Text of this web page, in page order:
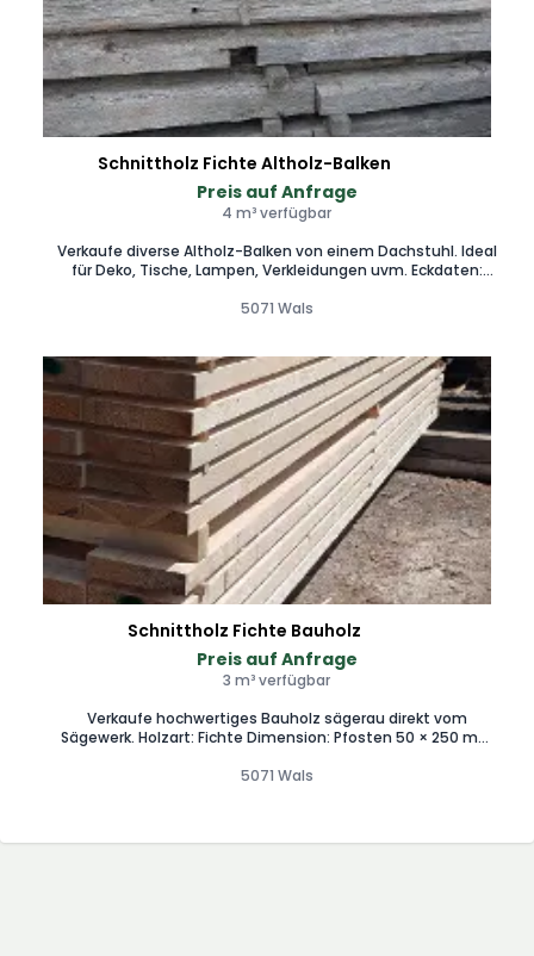
Schnittholz Fichte Altholz-Balken
Preis auf Anfrage
4 m³ verfügbar
Verkaufe diverse Altholz-Balken von einem Dachstuhl. Ideal
für Deko, Tische, Lampen, Verkleidungen uvm. Eckdaten:
Querschnitte vorhanden. Abnahme: Einzelabnahme oder
Balken auf das Wunschmaß aufzutrennen und in der Länge
zu Kappen. Preis: Ab 15,– € pro Laufmeter (Richtpreis gilt z. B.
für Balken in der Dimension 10 x 10 cm). Stärkere
Dimensionen auf Anfrage. Bei Interesse oder Fragen einfach
kurz melden! Besichtigung nach Absprache gerne möglich.
0664/9584681
5071 Wals
Schnittholz Fichte Bauholz
Preis auf Anfrage
3 m³ verfügbar
Verkaufe hochwertiges Bauholz sägerau direkt vom
Sägewerk. Holzart: Fichte Dimension: Pfosten 50 × 250 mm
5071 Wals